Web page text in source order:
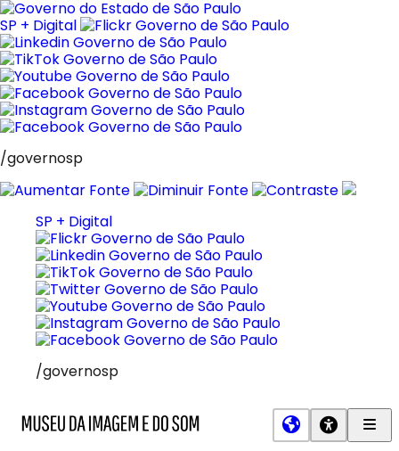
Pular
para
o
conteúdo
SP + Digital
/governosp
SP + Digital
/governosp